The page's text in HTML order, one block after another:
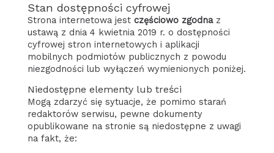
Stan dostępności cyfrowej
Strona internetowa jest częściowo zgodnaz
ustawą z dnia 4 kwietnia 2019 r. o dostępności
cyfrowej stron internetowych i aplikacji
mobilnych podmiotów publicznych z powodu
niezgodności lub wyłączeń wymienionych poniżej.
Niedostępne elementy lub treści
Mogą zdarzyć się sytuacje, że pomimo starań
redaktorów serwisu, pewne dokumenty
opublikowane na stronie są niedostępne z uwagi
na fakt, że: